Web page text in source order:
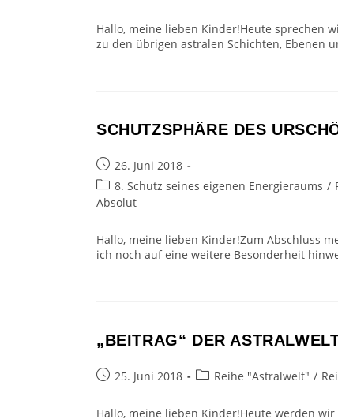
Hallo, meine lieben Kinder!Heute sprechen
zu den übrigen astralen Schichten, Ebenen
SCHUTZSPHÄRE DES
Beitrag
veröffentlicht:
26. Juni 2018
Beitrags-
Kategorie:
8. Schutz seines eigenen Energieraums /
Absolut
Hallo, meine lieben Kinder!Zum Abschluss
ich noch auf eine weitere Besonderheit
„BEITRAG“ DER
Beitrag25. Juni 2018
Beitrags-
Reihe "Astralwelt" /
Hallo, meine lieben Kinder!Heute werden